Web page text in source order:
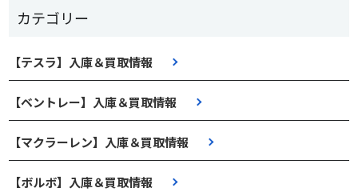
カテゴリー
【テスラ】入庫＆買取情報
【ベントレー】入庫＆買取情報
【マクラーレン】入庫＆買取情報
【ボルボ】入庫＆買取情報